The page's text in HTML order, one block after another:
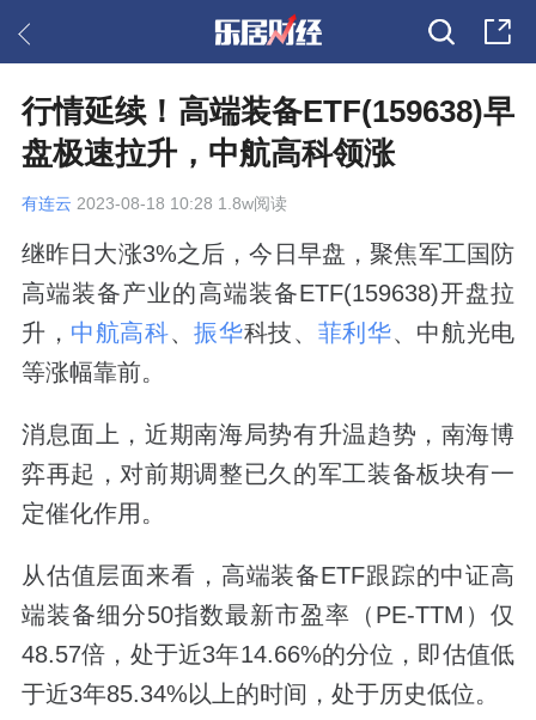
行情延续！高端装备ETF(159638)早
盘极速拉升，中航高科领涨
有连云 2023-08-18 10:28 1.8w阅读
继昨日大涨3%之后，今日早盘，聚焦军工国防
高端装备产业的高端装备ETF(159638)开盘拉
升， 中航高科、振华科技、 菲利华、中航光电
等涨幅靠前。
消息面上，近期南海局势有升温趋势，南海博
弈再起，对前期调整已久的军工装备板块有一
定催化作用。
从估值层面来看，高端装备ETF跟踪的中证高
端装备细分50指数最新市盈率（PE-TTM）仅
48.57倍，处于近3年14.66%的分位，即估值低
于近3年85.34%以上的时间，处于历史低位。